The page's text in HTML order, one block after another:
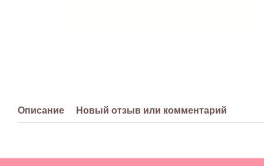
Описание Новый отзыв или комментарий